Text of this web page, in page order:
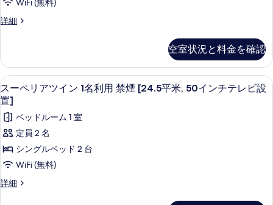
べ
の
写
真
を
表
示
す
る
詳
細
の
て
の
写
真
を
表
示
す
煙
ン
ル
ル
ー
ム
B
喫
煙
可
の
WiFi (無料)
詳細
デ
ス
シ
ン
グ
ル
ル
ー
B
喫
可
空室状況と料金を確認
ス
ー
ペ
リ
ア
ツ
イ
デスク、遮光カーテン、WiFi (無料)
14
スーペリアツイン 1名利用 禁煙 [24.5平米, 50インチテレビ設
置]
ベッドルーム 1 室
定員 2 名
シングルベッド 2 台
WiFi (無料)
詳細
ス